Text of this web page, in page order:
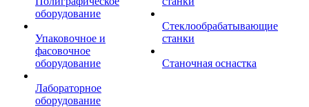
оборудование
Упаковочное и
фасовочное
оборудование
Лабораторное
оборудование
Стеклообрабатывающие
станки
Станочная оснастка